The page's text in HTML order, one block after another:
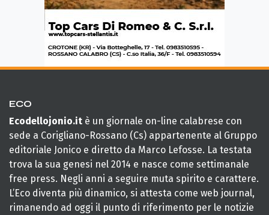
ECO
Ecodellojonio.it è un giornale on-line calabrese con
sede a Corigliano-Rossano (Cs) appartenente al Gruppo
editoriale Jonico e diretto da Marco Lefosse. La testata
trova la sua genesi nel 2014 e nasce come settimanale
free press. Negli anni a seguire muta spirito e carattere.
L’Eco diventa più dinamico, si attesta come web journal,
rimanendo ad oggi il punto di riferimento per le notizie